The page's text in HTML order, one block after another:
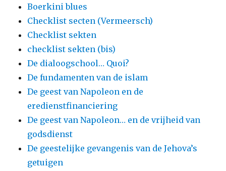
Boerkini blues
Checklist secten (Vermeersch)
Checklist sekten
checklist sekten (bis)
De dialoogschool… Quoi?
De fundamenten van de islam
De geest van Napoleon en de
eredienstfinanciering
De geest van Napoleon… en de vrijheid van
godsdienst
De geestelijke gevangenis van de Jehova’s
getuigen